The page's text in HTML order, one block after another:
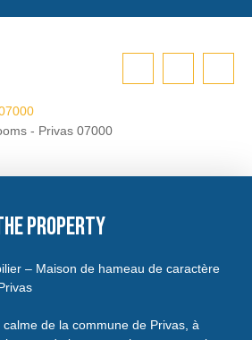
- Privas 07000
property
– Maison de hameau de caractère
de la commune de Privas, à